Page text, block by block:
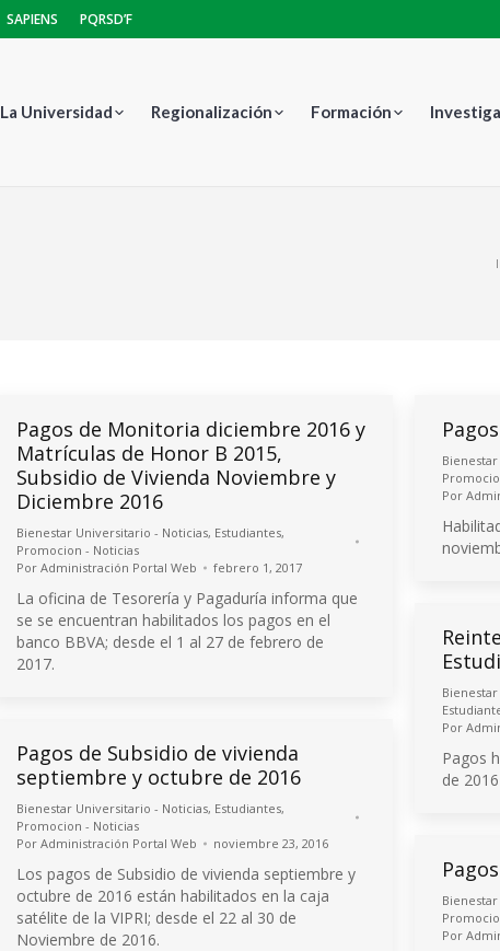
SAPIENS PQRSD’F
La Universidad Regionalización Formación
Pagos de Monitoria diciembre 2016 y
Matrículas de Honor B 2015,
Subsidio de Vivienda Noviembre y
Diciembre 2016
Bienestar Universitario - Noticias, Estudiantes,
Promocion - Noticias
Por Administración Portal Web febrero 1, 2017
La oficina de Tesorería y Pagaduría informa que
se se encuentran habilitados los pagos en el
banco BBVA; desde el 1 al 27 de febrero de
2017.
Por
Por
Pagos
de 2016
Pagos de Subsidio de vivienda
septiembre y octubre de 2016
Bienestar Universitario - Noticias, Estudiantes,
Promocion - Noticias
Por Administración Portal Web noviembre 23, 2016
Los pagos de Subsidio de vivienda septiembre y
octubre de 2016 están habilitados en la caja
satélite de la VIPRI; desde el 22 al 30 de
Noviembre de 2016.
Por